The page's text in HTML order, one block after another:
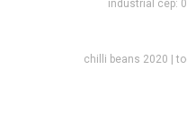
industrial cep:
chilli beans 2020 |